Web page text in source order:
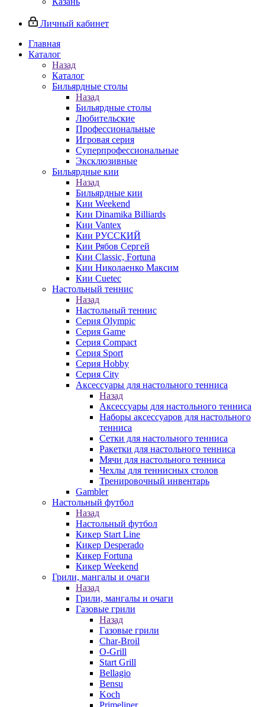
Личный кабинет
Главная
Каталог
Назад
Каталог
Бильярдные столы
Назад
Бильярдные столы
Любительские
Профессиональные
Игровая серия
Суперпрофессиональные
Эксклюзивные
Бильярдные кии
Назад
Бильярдные кии
Кии Weekend
Кии Dinamika Billiards
Кии Vantex
Кии РУССКИЙ
Кии Рябов Сергей
Кии Classic, Fortuna
Кии Николаенко Максим
Кии Cuetec
Настольный теннис
Назад
Настольный теннис
Серия Olympic
Серия Game
Серия Compact
Серия Sport
Серия Hobby
Серия City
Аксессуары для настольного тенниса
Назад
Аксессуары для настольного тенниса
Наборы аксессуаров для настольного
тенниса
Сетки для настольного тенниса
Ракетки для настольного тенниса
Мячи для настольного тенниса
Чехлы для теннисных столов
Тренировочный инвентарь
Gambler
Настольный футбол
Назад
Настольный футбол
Кикер Start Line
Кикер Desperado
Кикер Fortuna
Кикер Weekend
Грили, мангалы и очаги
Назад
Грили, мангалы и очаги
Газовые грили
Назад
Газовые грили
Char-Broil
O-Grill
Start Grill
Bellagio
Bensu
Koch
Primeliner